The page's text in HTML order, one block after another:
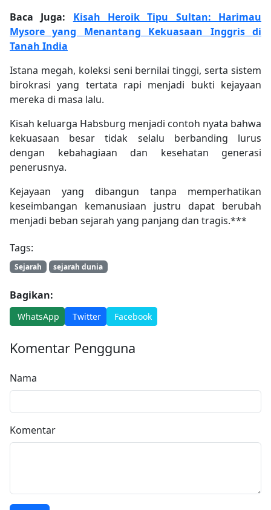
Baca Juga: Kisah Heroik Tipu Sultan: Harimau
Mysore yang Menantang Kekuasaan Inggris di
Tanah India
Istana megah, koleksi seni bernilai tinggi, serta sistem
birokrasi yang tertata rapi menjadi bukti kejayaan
mereka di masa lalu.
Kisah keluarga Habsburg menjadi contoh nyata bahwa
kekuasaan besar tidak selalu berbanding lurus
dengan kebahagiaan dan kesehatan generasi
penerusnya.
Kejayaan yang dibangun tanpa memperhatikan
keseimbangan kemanusiaan justru dapat berubah
menjadi beban sejarah yang panjang dan tragis.***
Tags:
Sejarah sejarah dunia
Bagikan:
WhatsApp Twitter Facebook
Komentar Pengguna
Nama
Komentar